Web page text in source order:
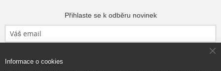
Přihlaste se k odběru novinek
Informace o cookies